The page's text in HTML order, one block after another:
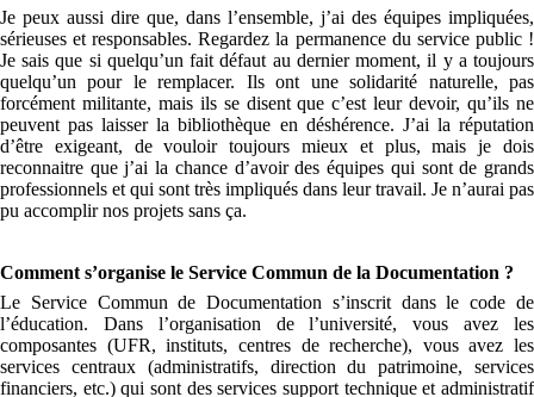
Je peux aussi dire que, dans l’ensemble, j’ai des équipes impliquées,
sérieuses et responsables. Regardez la permanence du service public !
Je sais que si quelqu’un fait défaut au dernier moment, il y a toujours
quelqu’un pour le remplacer. Ils ont une solidarité naturelle, pas
forcément militante, mais ils se disent que c’est leur devoir, qu’ils ne
peuvent pas laisser la bibliothèque en déshérence. J’ai la réputation
d’être exigeant, de vouloir toujours mieux et plus, mais je dois
reconnaitre que j’ai la chance d’avoir des équipes qui sont de grands
professionnels et qui sont très impliqués dans leur travail. Je n’aurai pas
pu accomplir nos projets sans ça.
Comment s’organise le Service Commun de la Documentation ?
Le Service Commun de Documentation s’inscrit dans le code de
l’éducation. Dans l’organisation de l’université, vous avez les
composantes (UFR, instituts, centres de recherche), vous avez les
services centraux (administratifs, direction du patrimoine, services
financiers, etc.) qui sont des services support technique et administratif